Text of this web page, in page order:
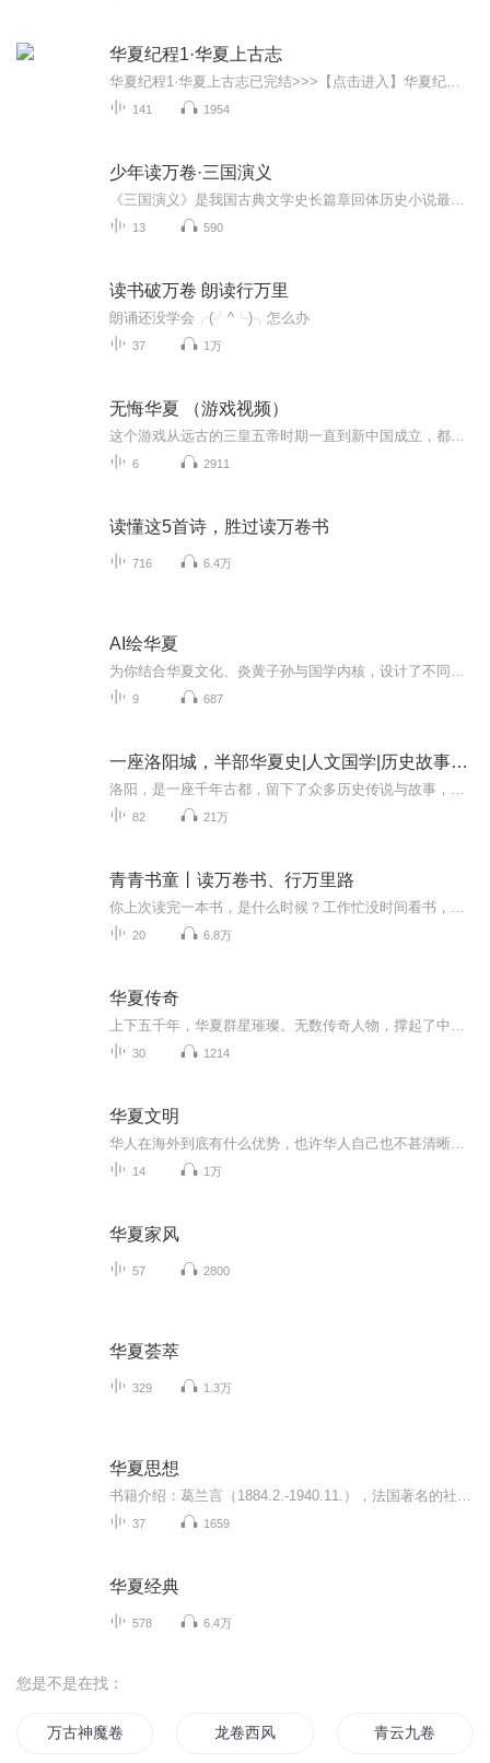
华夏纪程1·华夏上古志
141 1954
少年读万卷·三国演义
13 590
读书破万卷 朗读行万里
朗诵还没学会╭(╯^╰)╮怎么办
37 1万
无悔华夏 （游戏视频）
6 2911
读懂这5首诗，胜过读万卷书
716 6.4万
AI绘华夏
9 687
一座洛阳城，半部华夏史|人文国学|历史故事｜华夏旅游
82 21万
青青书童丨读万卷书、行万里路
20 6.8万
华夏传奇
30 1214
华夏文明
14 1万
华夏家风
57 2800
华夏荟萃
329 1.3万
华夏思想
37 1659
华夏经典
578 6.4万
您是不是在找：
万古神魔卷 龙卷西风 青云九卷